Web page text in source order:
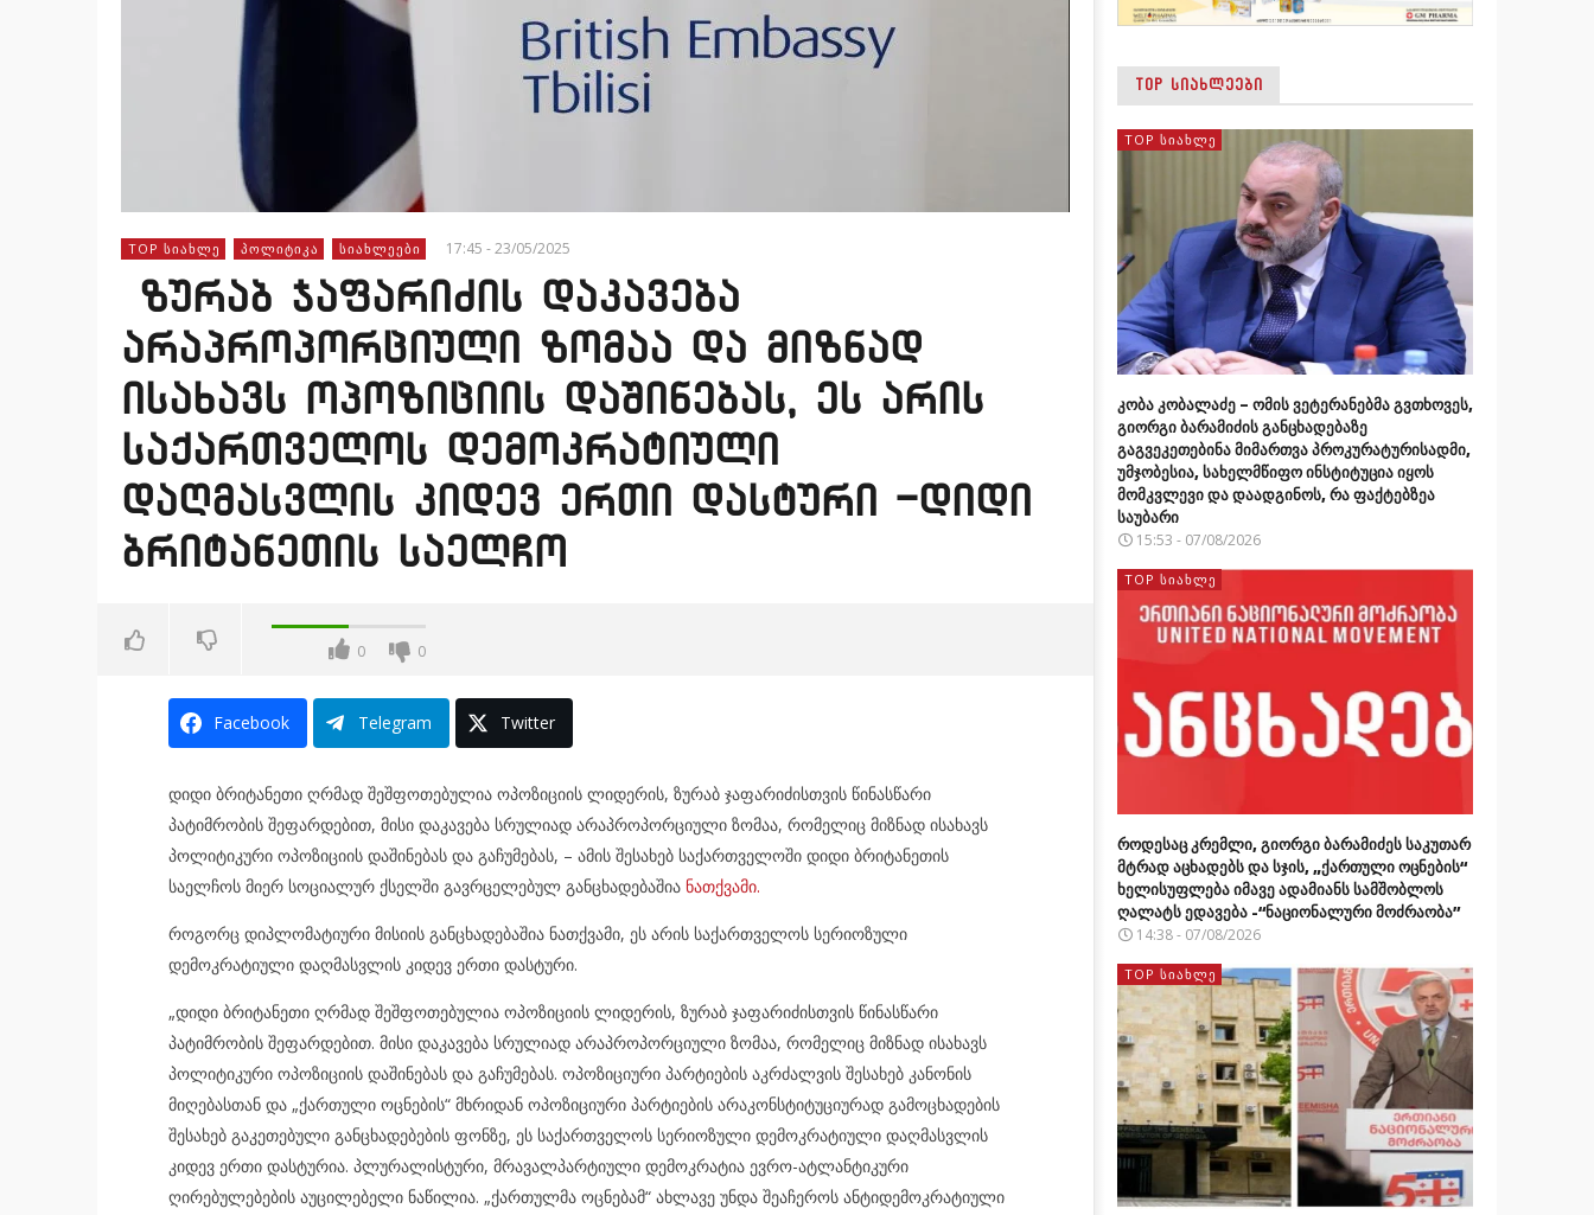
TOP ᲡᲘᲐᲮᲚᲔ ᲞᲝᲚᲘᲢᲘᲙᲐ ᲡᲘᲐᲮᲚᲔᲔᲑᲘ 17:45 - 23/05/2025
ზურაბ ჯაფარიძის დაკავება
არაპროპორციული ზომაა და მიზნად
ისახავს ოპოზიციის დაშინებას, ეს არის
საქართველოს დემოკრატიული
დაღმასვლის კიდევ ერთი დასტური -დიდი
ბრიტანეთის საელჩო
0 0
Facebook Telegram Twitter
დიდი ბრიტანეთი ღრმად შეშფოთებულია ოპოზიციის ლიდერის, ზურაბ ჯაფარიძისთვის წინასწარი
პატიმრობის შეფარდებით, მისი დაკავება სრულიად არაპროპორციული ზომაა, რომელიც მიზნად ისახავს
პოლიტიკური ოპოზიციის დაშინებას და გაჩუმებას, – ამის შესახებ საქართველოში დიდი ბრიტანეთის
საელჩოს მიერ სოციალურ ქსელში გავრცელებულ განცხადებაშია ნათქვამი.
როგორც დიპლომატიური მისიის განცხადებაშია ნათქვამი, ეს არის საქართველოს სერიოზული
დემოკრატიული დაღმასვლის კიდევ ერთი დასტური.
„დიდი ბრიტანეთი ღრმად შეშფოთებულია ოპოზიციის ლიდერის, ზურაბ ჯაფარიძისთვის წინასწარი
პატიმრობის შეფარდებით. მისი დაკავება სრულიად არაპროპორციული ზომაა, რომელიც მიზნად ისახავს
პოლიტიკური ოპოზიციის დაშინებას და გაჩუმებას. ოპოზიციური პარტიების აკრძალვის შესახებ კანონის
მიღებასთან და „ქართული ოცნების“ მხრიდან ოპოზიციური პარტიების არაკონსტიტუციურად გამოცხადების
შესახებ გაკეთებული განცხადებების ფონზე, ეს საქართველოს სერიოზული დემოკრატიული დაღმასვლის
კიდევ ერთი დასტურია. პლურალისტური, მრავალპარტიული დემოკრატია ევრო-ატლანტიკური
ღირებულებების აუცილებელი ნაწილია. „ქართულმა ოცნებამ“ ახლავე უნდა შეაჩეროს ანტიდემოკრატიული
TOP ᲡᲘᲐᲮᲚᲔᲔᲑᲘ
TOP ᲡᲘᲐᲮᲚᲔ
კობა კობალაძე – ომის ვეტერანებმა გვთხოვეს,
გიორგი ბარამიძის განცხადებაზე
გაგვეკეთებინა მიმართვა პროკურატურისადმი,
უმჯობესია, სახელმწიფო ინსტიტუცია იყოს
მომკვლევი და დაადგინოს, რა ფაქტებზეა
საუბარი
15:53 - 07/08/2026
TOP ᲡᲘᲐᲮᲚᲔ
როდესაც კრემლი, გიორგი ბარამიძეს საკუთარ
მტრად აცხადებს და სჯის, „ქართული ოცნების“
ხელისუფლება იმავე ადამიანს სამშობლოს
ღალატს ედავება -“ნაციონალური მოძრაობა”
14:38 - 07/08/2026
TOP ᲡᲘᲐᲮᲚᲔ